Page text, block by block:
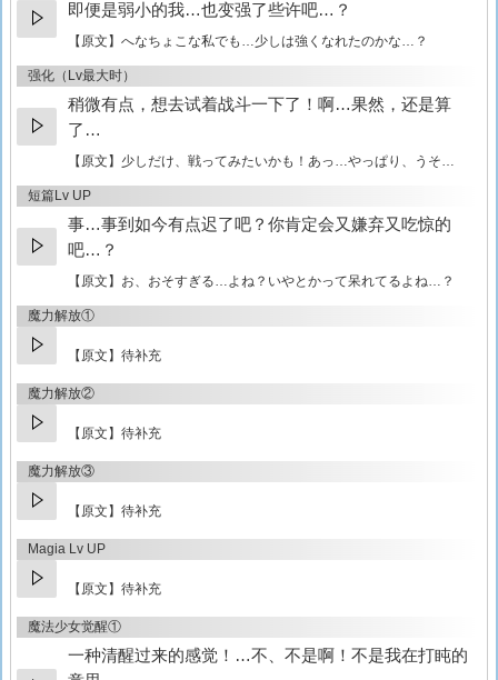
即便是弱小的我…也变强了些许吧…？
【原文】 へなちょこな私でも…少しは強くなれたのかな…？
强化（Lv最大时）
稍微有点，想去试着战斗一下了！啊…果然，还是算
了…
【原文】 少しだけ、戦ってみたいかも！あっ…やっぱり、うそ…
短篇Lv UP
事…事到如今有点迟了吧？你肯定会又嫌弃又吃惊的
吧…？
【原文】 お、おそすぎる…よね？いやとかって呆れてるよね…？
魔力解放①
【原文】待补充
魔力解放②
【原文】待补充
魔力解放③
【原文】待补充
Magia Lv UP
【原文】待补充
魔法少女觉醒①
一种清醒过来的感觉！…不、不是啊！不是我在打盹的